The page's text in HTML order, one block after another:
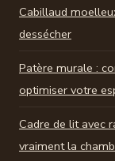
Cabillaud
dessécher
Patère murale :
optimiser votre
Cadre de lit avec
vraiment la